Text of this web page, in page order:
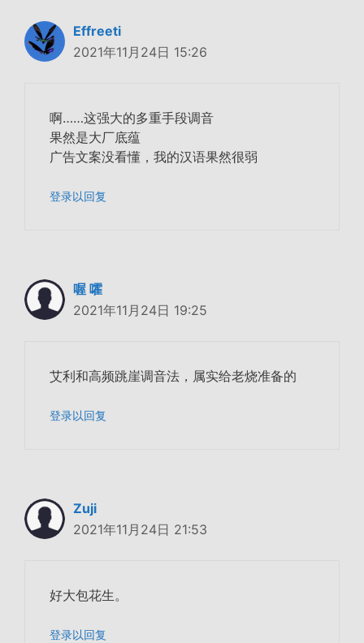
Effreeti
2021年11月24日 15:26
啊……这强大的多重手段调音
果然是大厂底蕴
广告文案没看懂，我的汉语果然很弱
登录以回复
喔 嚯
2021年11月24日 19:25
艾利和高频跳崖调音法，属实给老烧准备的
登录以回复
Zuji
2021年11月24日 21:53
好大包花生。
登录以回复